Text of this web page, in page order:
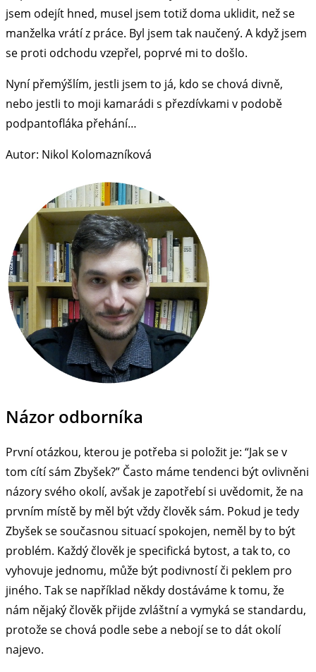
jsem odejít hned, musel jsem totiž doma uklidit, než se
manželka vrátí z práce. Byl jsem tak naučený. A když jsem
se proti odchodu vzepřel, poprvé mi to došlo.
Nyní přemýšlím, jestli jsem to já, kdo se chová divně,
nebo jestli to moji kamarádi s přezdívkami v podobě
podpantofláka přehání…
Autor: Nikol Kolomazníková
Názor odborníka
První otázkou, kterou je potřeba si položit je: “Jak se v
tom cítí sám Zbyšek?” Často máme tendenci být ovlivněni
názory svého okolí, avšak je zapotřebí si uvědomit, že na
prvním místě by měl být vždy člověk sám. Pokud je tedy
Zbyšek se současnou situací spokojen, neměl by to být
problém. Každý člověk je specifická bytost, a tak to, co
vyhovuje jednomu, může být podivností či peklem pro
jiného. Tak se například někdy dostáváme k tomu, že
nám nějaký člověk přijde zvláštní a vymyká se standardu,
protože se chová podle sebe a nebojí se to dát okolí
najevo.